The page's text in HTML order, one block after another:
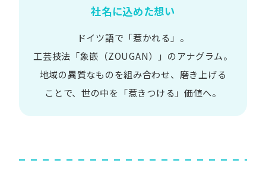
社名に込めた想い
ドイツ語で​「惹かれる」。
工芸技法​「象嵌​（ZOUGAN）」の​アナグラム。
地域の​異質な​ものを​組み合わせ、 磨き上げる​
ことで、 世の​中を​「惹きつける」価値へ。​